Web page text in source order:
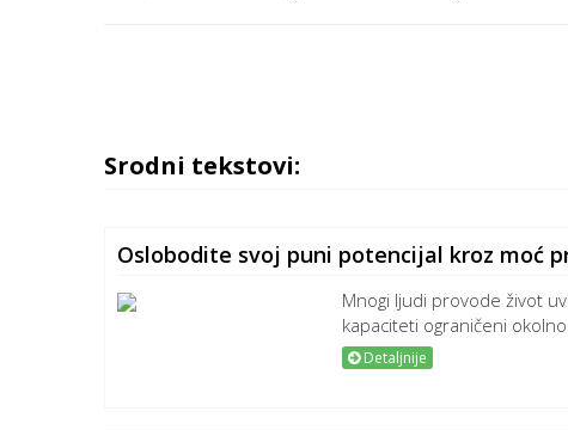
Srodni tekstovi:
Oslobodite svoj puni potencijal kroz moć
Mnogi ljudi provode život
kapaciteti ograničeni
Detaljnije